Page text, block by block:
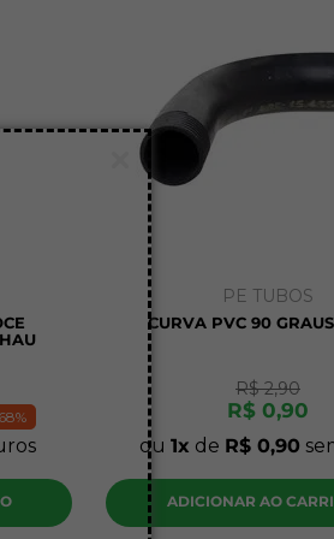
68%
PE TUBOS
CURVA PVC 90
R$ 2,90
R$ 0,90
ou 1 de R$ 0,90
ADICIONAR AO